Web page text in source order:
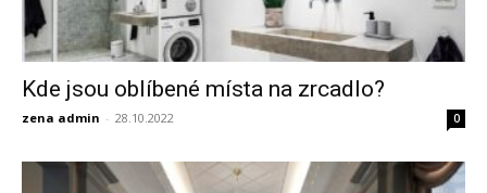
Kde jsou oblíbené místa na zrcadlo?
zena admin - 28.10.2022 0